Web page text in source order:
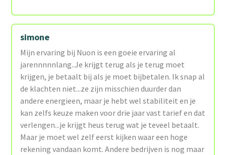
simone
Mijn ervaring bij Nuon is een goeie ervaring al
jarennnnnlang..Je krijgt terug als je terug moet
krijgen, je betaalt bij als je moet bijbetalen. Ik snap al
de klachten niet...ze zijn misschien duurder dan
andere energieen, maar je hebt wel stabiliteit en je
kan zelfs keuze maken voor drie jaar vast tarief en dat
verlengen...je krijgt heus terug wat je teveel betaalt.
Maar je moet wel zelf eerst kijken waar een hoge
rekening vandaan komt. Andere bedrijven is nog maar